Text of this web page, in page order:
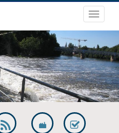
Ouvrir
le